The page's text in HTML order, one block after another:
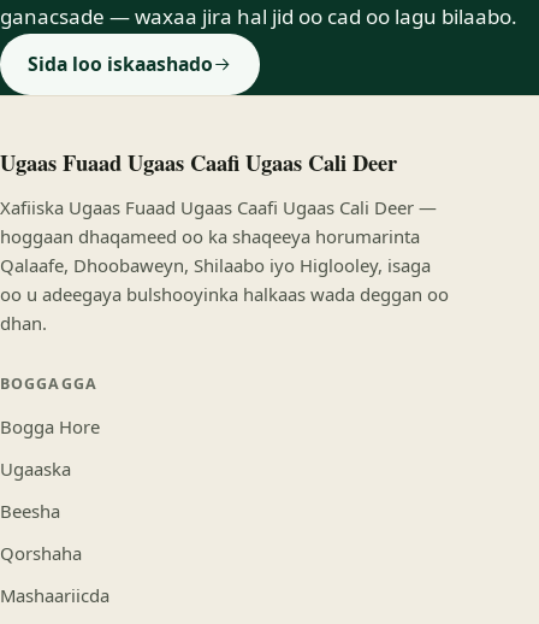
ganacsade — waxaa jira hal jid oo cad oo lagu bilaabo.
Sida loo iskaashado
Ugaas Fuaad Ugaas Caafi Ugaas Cali Deer
Xafiiska Ugaas Fuaad Ugaas Caafi Ugaas Cali Deer —
hoggaan dhaqameed oo ka shaqeeya horumarinta
Qalaafe, Dhoobaweyn, Shilaabo iyo Higlooley, isaga
oo u adeegaya bulshooyinka halkaas wada deggan oo
dhan.
BOGGAGGA
Bogga Hore
Ugaaska
Beesha
Qorshaha
Mashaariicda